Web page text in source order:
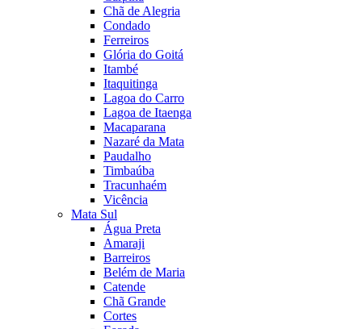
Chã de Alegria
Condado
Ferreiros
Glória do Goitá
Itambé
Itaquitinga
Lagoa do Carro
Lagoa de Itaenga
Macaparana
Nazaré da Mata
Paudalho
Timbaúba
Tracunhaém
Vicência
Mata Sul
Água Preta
Amaraji
Barreiros
Belém de Maria
Catende
Chã Grande
Cortes